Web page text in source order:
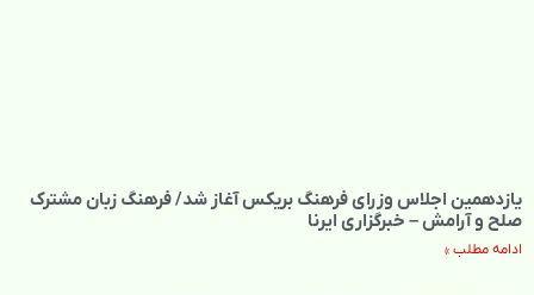
یازدهمین اجلاس وزرای فرهنگ بریکس آغاز شد/ فرهنگ زبان مشترک
صلح و آرامش – خبرگزاری ایرنا
ادامه مطلب »